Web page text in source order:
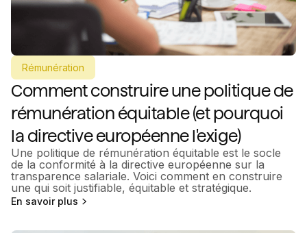
Rémunération
Comment construire une politique de
rémunération équitable (et pourquoi
la directive européenne l'exige)
Une politique de rémunération équitable est le socle
de la conformité à la directive européenne sur la
transparence salariale. Voici comment en construire
une qui soit justifiable, équitable et stratégique.
En savoir plus